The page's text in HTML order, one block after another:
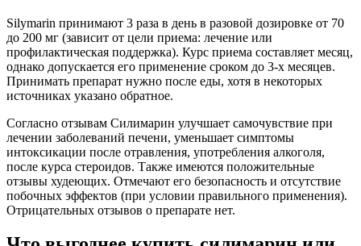
Silymarin принимают 3 раза в день в разовой дозировке от 70
до 200 мг (зависит от цели приема: лечение или
профилактическая поддержка). Курс приема составляет месяц,
однако допускается его применение сроком до 3-х месяцев.
Принимать препарат нужно после еды, хотя в некоторых
источниках указано обратное.
Согласно отзывам Силимарин улучшает самочувствие при
лечении заболеваний печени, уменьшает симптомы
интоксикации после отравления, употребления алкоголя,
после курса стероидов. Также имеются положительные
отзывы худеющих. Отмечают его безопасность и отсутствие
побочных эффектов (при условии правильного применения).
Отрицательных отзывов о препарате нет.